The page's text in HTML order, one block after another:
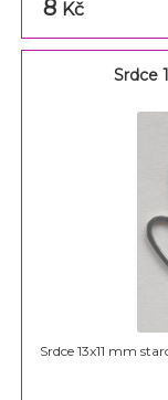
8 Kč
Srdce
Srdce 13x11 mm